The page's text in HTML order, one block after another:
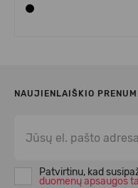
NAUJIENLAIŠKIO
Patvirtinu, kad
duomenų apsaugos